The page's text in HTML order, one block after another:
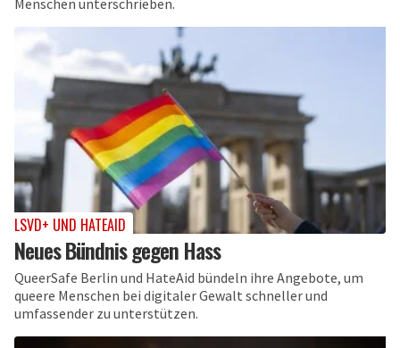
LSVD+ UND HATEAID
Neues Bündnis gegen Hass
QueerSafe Berlin und HateAid bündeln ihre Angebote, um
queere Menschen bei digitaler Gewalt schneller und
umfassender zu unterstützen.